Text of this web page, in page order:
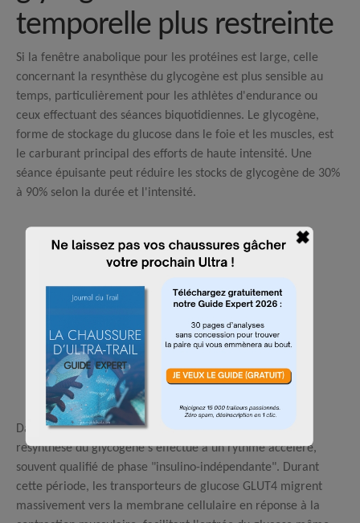
temporelle plus restreinte
Si la fenêtre anabolique pour les protéines est large, celle
concernant la resynthèse du glycogène est plus sensible au
temps, particulièrement pour les athlètes d'endurance ou
ceux effectuant des séances biquotidiennes. Le glycogène,
forme de stockage du glucose dans le foie et les muscles, est
le carburant principal des efforts de haute intensité. Une
séance épuisante peut réduire les stocks de glycogène de 30%
à 90% selon la durée et l'intensité.
Dans les deux heures suivant l'arrêt de l'exercice, la
resynthèse du glycogène s'effectue à un rythme accéléré,
souvent qualifié de phase "insulino-indépendante". Durant
cette période, les transporteurs de glucose GLUT4 migrent
massivement vers la membrane cellulaire en réponse à la